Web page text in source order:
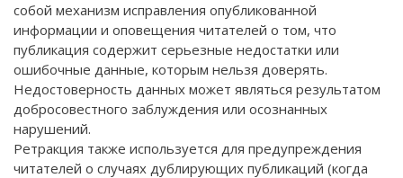
собой механизм исправления опубликованной
информации и оповещения читателей о том, что
публикация содержит серьезные недостатки или
ошибочные данные, которым нельзя доверять.
Недостоверность данных может являться результатом
добросовестного заблуждения или осознанных
нарушений.
Ретракция также используется для предупреждения
читателей о случаях дублирующих публикаций (когда